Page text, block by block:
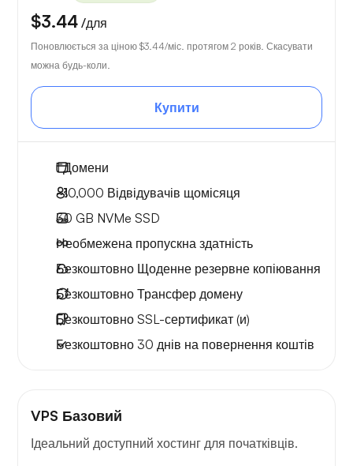
$3.44 /для
Поновлюється за ціною $3.44/міс. протягом 2 років. Скасувати
можна будь-коли.
Купити
1Домени
~10,000 Відвідувачів щомісяця
30 GB NVMe SSD
Необмежена пропускна здатність
Безкоштовно Щоденне резервне копіювання
Безкоштовно Трансфер домену
Безкоштовно SSL-сертификат (и)
Безкоштовно 30 днів на повернення коштів
VPS Базовий
Ідеальний доступний хостинг для початківців.